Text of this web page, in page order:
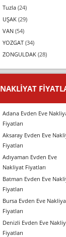
Tuzla (24)
UŞAK (29)
VAN (54)
YOZGAT (34)
ZONGULDAK (28)
NAKLIYAT
Adana Evden Eve
Fiyatları
Aksaray Evden Eve
Fiyatları
Adıyaman Evden Eve
Nakliyat Fiyatları
Batman Evden Eve
Fiyatları
Bursa Evden Eve
Fiyatları
Denizli Evden Eve
Fiyatları